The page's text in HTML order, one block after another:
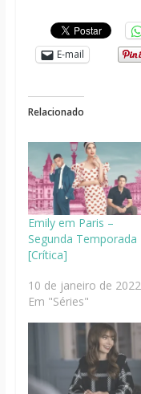
E-mail
Relacionado
Emily em Paris –
Segunda Temporada
[Crítica]
10 de janeiro de 2022
Em "Séries"